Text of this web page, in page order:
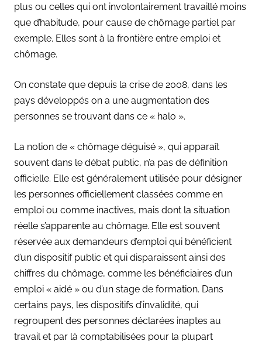
plus ou celles qui ont involontairement travaillé moins
que d’habitude, pour cause de chômage partiel par
exemple. Elles sont à la frontière entre emploi et
chômage.
On constate que depuis la crise de 2008, dans les
pays développés on a une augmentation des
personnes se trouvant dans ce « halo ».
La notion de « chômage déguisé », qui apparaît
souvent dans le débat public, n’a pas de définition
officielle. Elle est généralement utilisée pour désigner
les personnes officiellement classées comme en
emploi ou comme inactives, mais dont la situation
réelle s’apparente au chômage. Elle est souvent
réservée aux demandeurs d’emploi qui bénéficient
d’un dispositif public et qui disparaissent ainsi des
chiffres du chômage, comme les bénéficiaires d’un
emploi « aidé » ou d’un stage de formation. Dans
certains pays, les dispositifs d’invalidité, qui
regroupent des personnes déclarées inaptes au
travail et par là comptabilisées pour la plupart